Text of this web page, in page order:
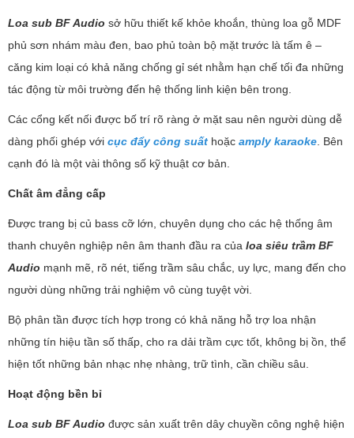
Loa sub BF Audio sở hữu thiết kế khỏe khoắn, thùng loa gỗ MDF
phủ sơn nhám màu đen, bao phủ toàn bộ mặt trước là tấm ê –
căng kim loại có khả năng chống gỉ sét nhằm hạn chế tối đa những
tác động từ môi trường đến hệ thống linh kiện bên trong.
Các cổng kết nối được bố trí rõ ràng ở mặt sau nên người dùng dễ
dàng phối ghép với cục đẩy công suất hoặc amply karaoke . Bên
cạnh đó là một vài thông số kỹ thuật cơ bản.
Chất âm đẳng cấp
Được trang bị củ bass cỡ lớn, chuyên dụng cho các hệ thống âm
thanh chuyên nghiệp nên âm thanh đầu ra của loa siêu trầm BF
Audio mạnh mẽ, rõ nét, tiếng trầm sâu chắc, uy lực, mang đến cho
người dùng những trải nghiệm vô cùng tuyệt vời.
Bộ phân tần được tích hợp trong có khả năng hỗ trợ loa nhận
những tín hiệu tần số thấp, cho ra dải trầm cực tốt, không bị ồn, thể
hiện tốt những bản nhạc nhẹ nhàng, trữ tình, cần chiều sâu.
Hoạt động bền bỉ
Loa sub BF Audio được sản xuất trên dây chuyền công nghệ hiện